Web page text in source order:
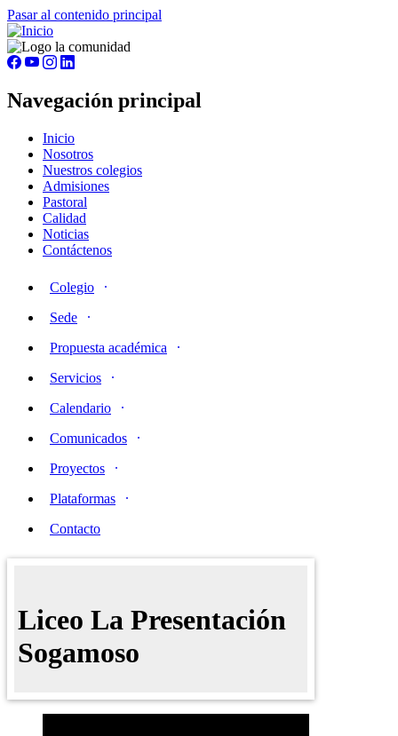
Pasar al contenido principal
Navegación principal
Inicio
Nosotros
Nuestros colegios
Admisiones
Pastoral
Calidad
Noticias
Contáctenos
Colegio
Sede
Propuesta académica
Servicios
Calendario
Comunicados
Proyectos
Plataformas
Contacto
Liceo La Presentación
Sogamoso